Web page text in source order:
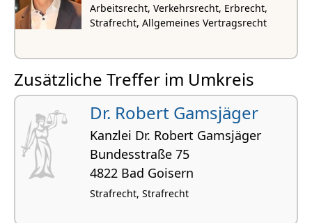
Arbeitsrecht, Verkehrsrecht, Erbrecht,
Strafrecht, Allgemeines Vertragsrecht
Zusätzliche Treffer im Umkreis
Dr. Robert Gamsjäger
Kanzlei Dr. Robert Gamsjäger
Bundesstraße 75
4822 Bad Goisern
Strafrecht, Strafrecht